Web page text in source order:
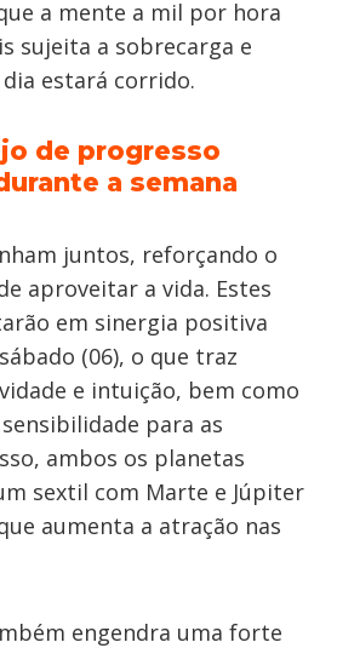
a mente a mil por hora
sujeita a sobrecarga e
estará corrido.
de progresso
a semana
juntos, reforçando o
aproveitar a vida. Estes
em sinergia positiva
(06), o que traz
e intuição, bem como
para as
ambos os planetas
sextil com Marte e Júpiter
aumenta a atração nas
engendra uma forte